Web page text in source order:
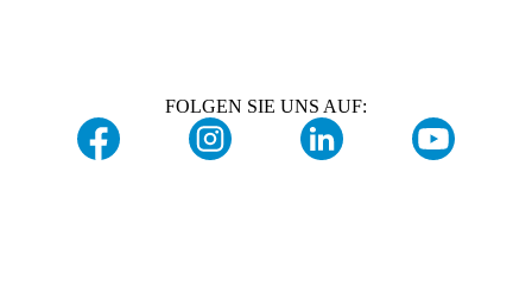
FOLGEN SIE UNS AUF: